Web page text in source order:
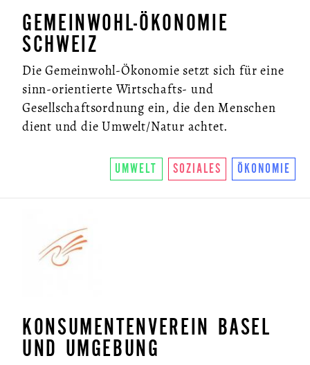
GEMEINWOHL-ÖKONOMIE
SCHWEIZ
Die Gemeinwohl-Ökonomie setzt sich für eine
sinn-orientierte Wirtschafts- und
Gesellschaftsordnung ein, die den Menschen
dient und die Umwelt/Natur achtet.
UMWELT SOZIALES ÖKONOMIE
KONSUMENTENVEREIN BASEL
UND UMGEBUNG